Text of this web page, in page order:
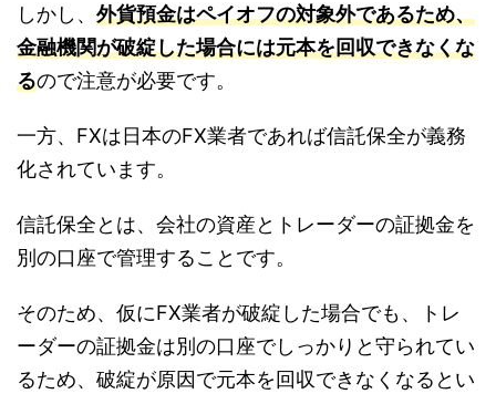
しかし、 外貨預金はペイオフの対象外であるため、
金融機関が破綻した場合には元本を回収できなくな
るので注意が必要です。
一方、FXは日本のFX業者であれば信託保全が義務
化されています。
信託保全とは、会社の資産とトレーダーの証拠金を
別の口座で管理することです。
そのため、仮にFX業者が破綻した場合でも、トレ
ーダーの証拠金は別の口座でしっかりと守られてい
るため、破綻が原因で元本を回収できなくなるとい